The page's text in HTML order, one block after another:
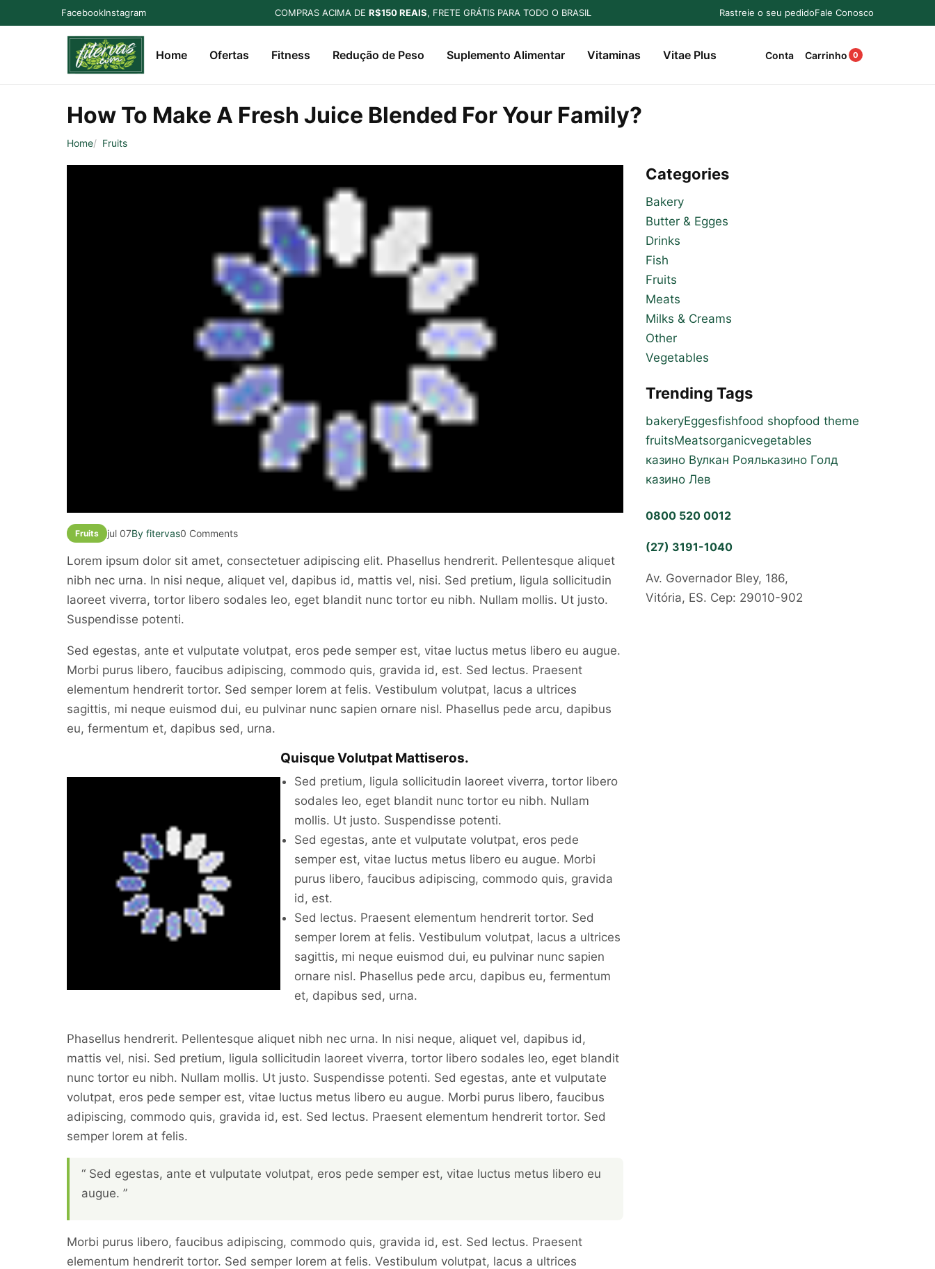
FacebookInstagram COMPRAS ACIMA DE R$150 REAIS, FRETE GRÁTIS PARA TODO O BRASIL Rastreie o seu pedidoFale Conosco
Home Ofertas Fitness Redução de Peso Suplemento Alimentar Vitaminas Vitae Plus Conta Carrinho 0
How To Make A Fresh Juice Blended For Your Family?
Home Fruits
Fruits jul 07By fitervas0 Comments
Lorem ipsum dolor sit amet, consectetuer adipiscing elit. Phasellus hendrerit. Pellentesque aliquet
nibh nec urna. In nisi neque, aliquet vel, dapibus id, mattis vel, nisi. Sed pretium, ligula sollicitudin
laoreet viverra, tortor libero sodales leo, eget blandit nunc tortor eu nibh. Nullam mollis. Ut justo.
Suspendisse potenti.
Sed egestas, ante et vulputate volutpat, eros pede semper est, vitae luctus metus libero eu augue.
Morbi purus libero, faucibus adipiscing, commodo quis, gravida id, est. Sed lectus. Praesent
elementum hendrerit tortor. Sed semper lorem at felis. Vestibulum volutpat, lacus a ultrices
sagittis, mi neque euismod dui, eu pulvinar nunc sapien ornare nisl. Phasellus pede arcu, dapibus
eu, fermentum et, dapibus sed, urna.
Quisque Volutpat Mattiseros.
Sed pretium, ligula sollicitudin laoreet viverra, tortor libero
sodales leo, eget blandit nunc tortor eu nibh. Nullam
mollis. Ut justo. Suspendisse potenti.
Sed egestas, ante et vulputate volutpat, eros pede
semper est, vitae luctus metus libero eu augue. Morbi
purus libero, faucibus adipiscing, commodo quis, gravida
id, est.
Sed lectus. Praesent elementum hendrerit tortor. Sed
semper lorem at felis. Vestibulum volutpat, lacus a ultrices
sagittis, mi neque euismod dui, eu pulvinar nunc sapien
ornare nisl. Phasellus pede arcu, dapibus eu, fermentum
et, dapibus sed, urna.
Phasellus hendrerit. Pellentesque aliquet nibh nec urna. In nisi neque, aliquet vel, dapibus id,
mattis vel, nisi. Sed pretium, ligula sollicitudin laoreet viverra, tortor libero sodales leo, eget blandit
nunc tortor eu nibh. Nullam mollis. Ut justo. Suspendisse potenti. Sed egestas, ante et vulputate
volutpat, eros pede semper est, vitae luctus metus libero eu augue. Morbi purus libero, faucibus
adipiscing, commodo quis, gravida id, est. Sed lectus. Praesent elementum hendrerit tortor. Sed
semper lorem at felis.
“ Sed egestas, ante et vulputate volutpat, eros pede semper est, vitae luctus metus libero eu
augue. ”
Morbi purus libero, faucibus adipiscing, commodo quis, gravida id, est. Sed lectus. Praesent
elementum hendrerit tortor. Sed semper lorem at felis. Vestibulum volutpat, lacus a ultrices
Categories
Bakery
Butter & Egges
Drinks
Fish
Fruits
Meats
Milks & Creams
Other
Vegetables
Trending Tags
bakeryEggesfishfood shopfood theme
fruitsMeatsorganicvegetables
казино Вулкан Рояльказино Голд
казино Лев
0800 520 0012
(27) 3191-1040
Av. Governador Bley, 186,
Vitória, ES. Cep: 29010-902